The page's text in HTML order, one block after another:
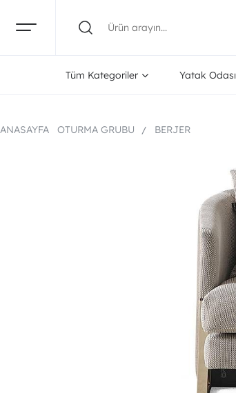
Tüm Kategoriler Yatak Odası
ANASAYFA OTURMA GRUBU BERJER